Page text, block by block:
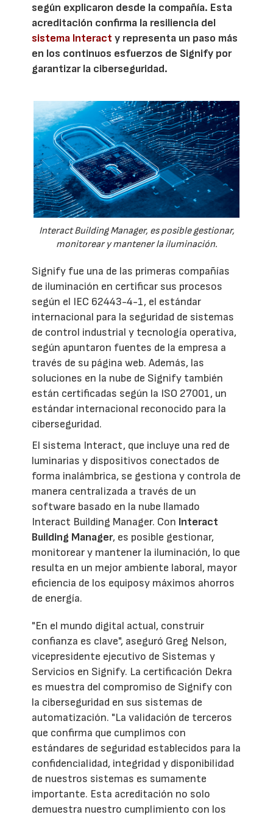
según explicaron desde la compañía. Esta
acreditación confirma la resiliencia del
sistema Interact y representa un paso más
en los continuos esfuerzos de Signify por
garantizar la ciberseguridad.
Interact Building Manager, es posible gestionar,
monitorear y mantener la iluminación.
Signify fue una de las primeras compañías
de iluminación en certificar sus procesos
según el IEC 62443-4-1, el estándar
internacional para la seguridad de sistemas
de control industrial y tecnología operativa,
según apuntaron fuentes de la empresa a
través de su página web. Además, las
soluciones en la nube de Signify también
están certificadas según la ISO 27001, un
estándar internacional reconocido para la
ciberseguridad.
El sistema Interact, que incluye una red de
luminarias y dispositivos conectados de
forma inalámbrica, se gestiona y controla de
manera centralizada a través de un
software basado en la nube llamado
Interact Building Manager. Con Interact
Building Manager, es posible gestionar,
monitorear y mantener la iluminación, lo que
resulta en un mejor ambiente laboral, mayor
eficiencia de los equiposy máximos ahorros
de energía.
"En el mundo digital actual, construir
confianza es clave", aseguró Greg Nelson,
vicepresidente ejecutivo de Sistemas y
Servicios en Signify. La certificación Dekra
es muestra del compromiso de Signify con
la ciberseguridad en sus sistemas de
automatización. "La validación de terceros
que confirma que cumplimos con
estándares de seguridad establecidos para la
confidencialidad, integridad y disponibilidad
de nuestros sistemas es sumamente
importante. Esta acreditación no solo
demuestra nuestro cumplimiento con los